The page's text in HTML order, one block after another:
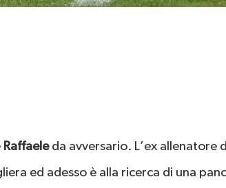
Raffaele da avversario. L’ex allenatore
ed adesso è alla ricerca di una